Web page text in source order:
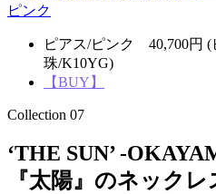
ピアス/ピンク 40,700円
珠/K10YG)
【BUY】
Collection 07
‘THE SUN’ -
『太陽』のネック